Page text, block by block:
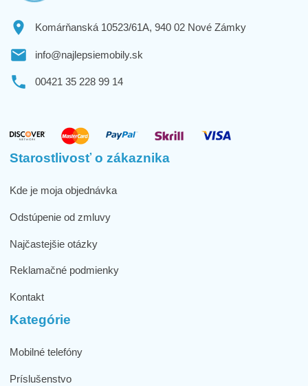
Komárňanská 10523/61A, 940 02 Nové Zámky
info@najlepsiemobily.sk
00421 35 228 99 14
Starostlivosť o zákaznika
Kde je moja objednávka
Odstúpenie od zmluvy
Najčastejšie otázky
Reklamačné podmienky
Kontakt
Kategórie
Mobilné telefóny
Príslušenstvo